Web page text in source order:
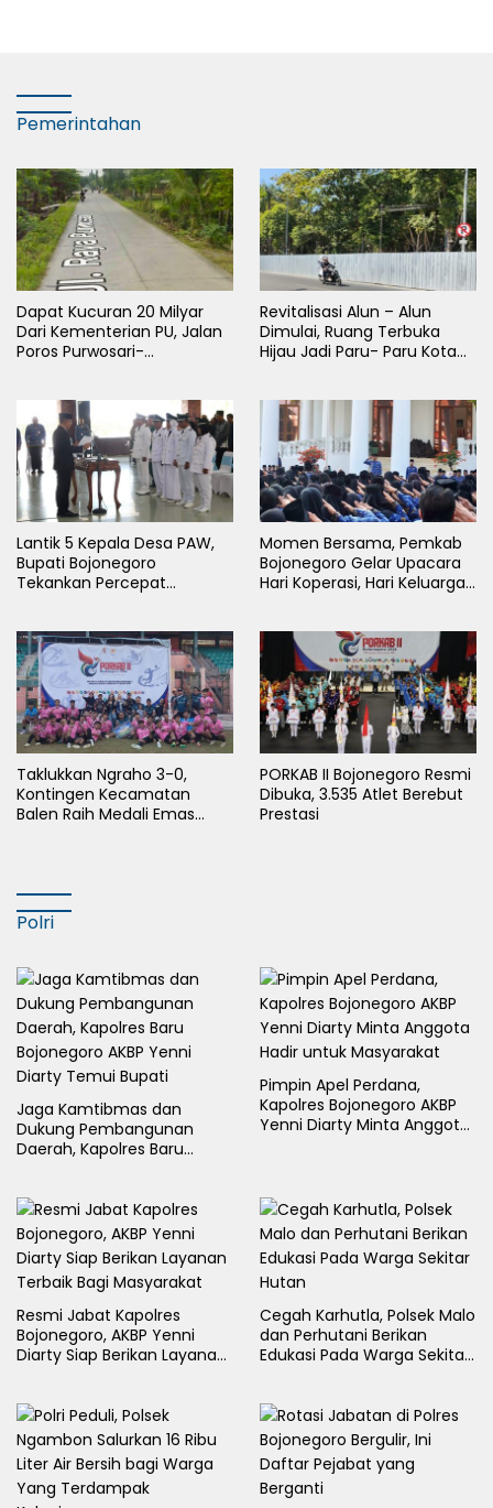
Pemerintahan
Dapat Kucuran 20 Milyar
Dari Kementerian PU, Jalan
Poros Purwosari-
Revitalisasi Alun – Alun
Dimulai, Ruang Terbuka
Hijau Jadi Paru- Paru Kota
Lantik 5 Kepala Desa PAW,
Bupati Bojonegoro
Tekankan Percepat
Momen Bersama, Pemkab
Bojonegoro Gelar Upacara
Hari Koperasi, Hari Keluarga
Taklukkan Ngraho 3-0,
Kontingen Kecamatan
Balen Raih Medali Emas
PORKAB II Bojonegoro Resmi
Dibuka, 3.535 Atlet Berebut
Prestasi
Polri
Jaga Kamtibmas dan
Dukung Pembangunan
Daerah, Kapolres Baru
Pimpin Apel Perdana,
Kapolres Bojonegoro AKBP
Yenni Diarty Minta Anggota
Resmi Jabat Kapolres
Bojonegoro, AKBP Yenni
Diarty Siap Berikan Layanan
Cegah Karhutla, Polsek Malo
dan Perhutani Berikan
Edukasi Pada Warga Sekitar